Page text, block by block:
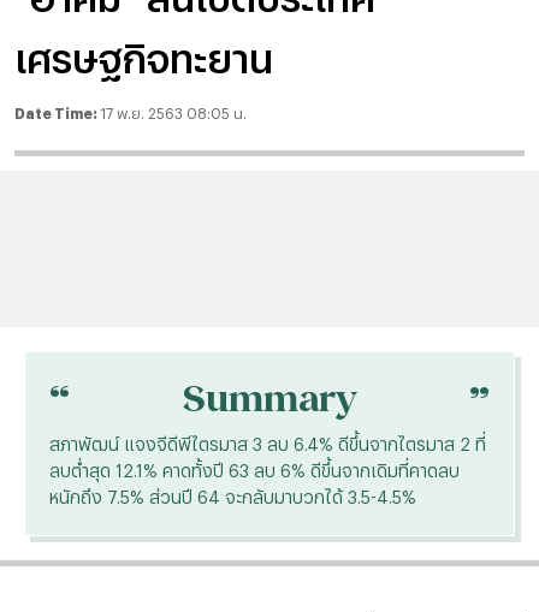
เศรษฐกิจทะยาน
Date Time: 17 พ.ย. 2563 08:05 น.
“ Summary “
สภาพัฒน์ แจงจีดีพีไตรมาส 3 ลบ 6.4% ดีขึ้นจากไตรมาส 2 ที่
ลบต่ำสุด 12.1% คาดทั้งปี 63 ลบ 6% ดีขึ้นจากเดิมที่คาดลบ
หนักถึง 7.5% ส่วนปี 64 จะกลับมาบวกได้ 3.5-4.5%